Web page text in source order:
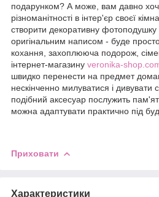
подарунком? А може, вам давно
різноманітності в інтер'єр своєї
створити декоративну
оригінальним написом - буде
кохання, захоплююча подорож,
інтернет-магазину veronika-
швидко перенести на предмет
нескінченно милуватися і дивувати
подібний аксесуар послужить
можна адаптувати практично під
Приховати
Характеристики